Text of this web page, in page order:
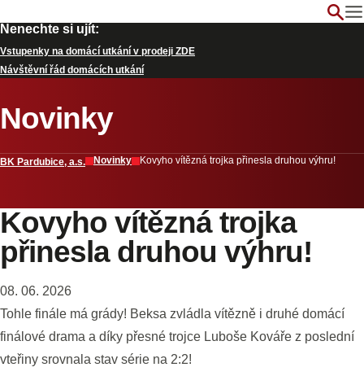
Nenechte si ujít:
Vstupenky na domácí utkání v prodeji ZDE
Návštěvní řád domácích utkání
Novinky
BK Pardubice, a.s. Novinky Kovyho vítězná trojka přinesla druhou výhru!
Kovyho vítězná trojka
přinesla druhou výhru!
08. 06. 2026
Tohle finále má grády! Beksa zvládla vítězně i druhé domácí
finálové drama a díky přesné trojce Luboše Kováře z poslední
vteřiny srovnala stav série na 2:2!